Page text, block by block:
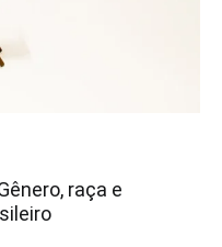
raça e